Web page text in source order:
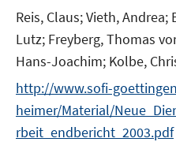
f
f
n
e
n
Reis, Claus;Vieth, Andrea;
Lutz; Freyberg, Thomas
Hans-Joachim; Kolbe,
http://www.sofi-
heimer/Material/
rbeit_endbericht_2003.pdf